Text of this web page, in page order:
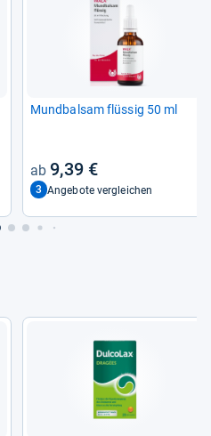
Mund­bal­sam flüs­sig 50 ml
9,39 €
3 Angebote vergleichen